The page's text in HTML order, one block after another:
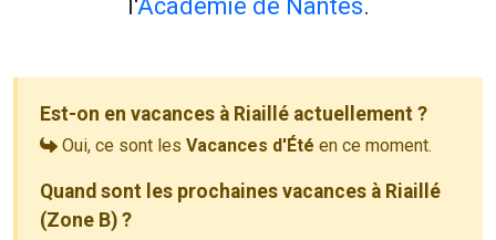
l'Académie de Nantes.
Est-on en vacances à Riaillé actuellement ?
Oui, ce sont les Vacances d'Été en ce moment.
Quand sont les prochaines vacances à Riaillé
(Zone B) ?